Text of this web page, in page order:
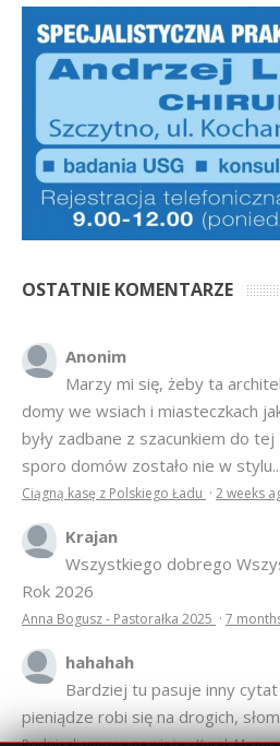
Marzy mi się, żeby ta
domy we wsiach i miasteczkach
były zadbane z szacunkiem do
sporo domów zostało nie w stylu...
Ciągną kasę z Polskiego Ładu 2 weeks
Krajan
Wszystkiego dobrego
Rok 2026
Anna Bogusz - Pastorałka 2025
hahahah
Bardziej tu pasuje inny cytat
pieniądze robi się na drogich,
Podpisali umowę na wieżę - Kurek